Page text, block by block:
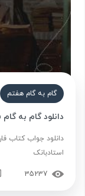
گام به گام هفتم
دانلود گام به
دانلود جواب کتاب
استادبانک
35237